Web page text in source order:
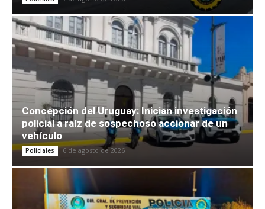
Concepción del Uruguay: Inician investigación
policial a raíz de sospechoso accionar de un
vehículo
Policiales 6 de agosto de 2026